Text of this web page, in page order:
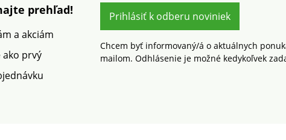
prehľad!
a akciám
prvý
Prihlásiť k odberu noviniek
Chcem byť informovaný/á o aktuálnych
mailom. Odhlásenie je možné kedykoľvek